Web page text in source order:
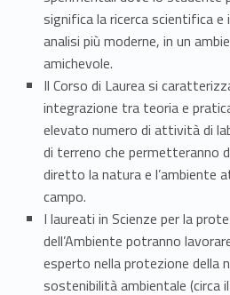
c
significa la ricerca scientifica e
analisi più moderne, in un
amichevole.
Il Corso di Laurea si
integrazione tra teoria e
elevato numero di attività di
di terreno che permetteranno
diretto la natura e l’ambiente
campo.
I laureati in Scienze per la
dell’Ambiente potranno
esperto nella protezione della
sostenibilità ambientale (circa il